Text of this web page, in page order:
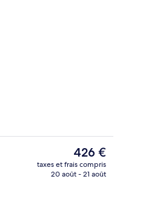
Le
prix
actuel
426 €
taxes et frais compris
20 août - 21 août